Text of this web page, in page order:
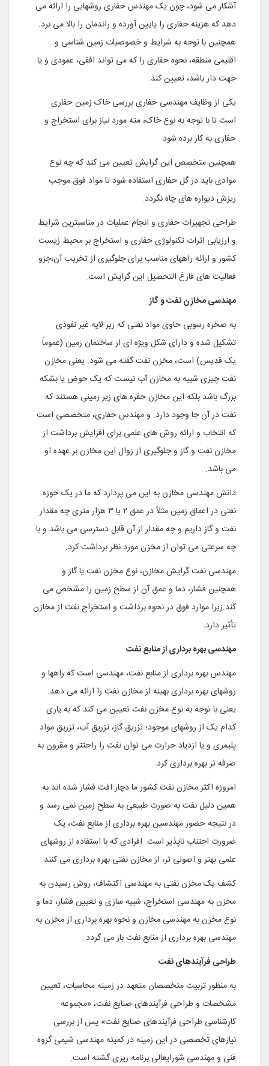
آشکار می شود، چون یک مهندس حفاری روشهایی را ارائه می
دهد که هزینه حفاری را پایین آورده و راندمان را بالا می برد.
همچنین با توجه به شرایط و خصوصیات زمین شناسی و
اقلیمی منطقه، نحوه حفاری را که می تواند افقی، عمودی و یا
جهت دار باشد، تعیین کند.
یکی از وظایف مهندسی حفاری بررسی خاک زمین حفاری
است تا با توجه به نوع خاک، مته مورد نیاز برای استخراج و
حفاری به کار برده شود.
همچنین متخصص این گرایش تعیین می کند که چه نوع
موادی باید در گل حفاری استفاده شود تا مواد فوق موجب
ریزش دیواره های چاه نگردد.
طراحی تجهیزات حفاری و انجام عملیات در مناسبترین شرایط
و ارزیابی اثرات تکنولوژی حفاری و استخراج بر محیط زیست
کشور و ارائه راههای مناسب برای جلوگیری از تخریب آن،جزو
فعالیت های فارغ التحصیل این گرایش است.
مهندسی مخازن نفت و گاز
به صخره رسوبی حاوی مواد نفتی که زیر لایه غیر نفوذی
تشکیل شده و دارای شکل ویژه ای از ساختمان زمین (عموماً
یک قدیس) است، مخزن نفت گفته می شود. یعنی مخازن
نفت چیزی شبیه به مخازن آب نیست که یک حوض یا بشکه
بزرگ باشد بلکه این مخازن حفره های زیر زمینی هستند که
نفت در آن جا وجود دارد. و مهندس حفاری، متخصصی است
که انتخاب و ارائه روش های علمی برای افزایش برداشت از
مخازن نفت و گاز و جلوگیری از زوال این مخازن بر عهده او
می باشد.
دانش مهندسی مخازن به این می پردازد که ما در یک حوزه
نفتی در اعماق زمین مثلاً در عمق ۲ یا ۳ هزار متری چه مقدار
نفت و گاز داریم و چه مقدار از آن قابل دسترسی می باشد و با
چه سرعتی می توان از مخزن مورد نظر برداشت کرد.
مهندسی نفت گرایش مخازن، نوع مخزن نفت یا گاز و
همچنین فشار، دما و عمق آن از سطح زمین را مشخص می
کند.زیرا موارد فوق در نحوه برداشت و استخراج نفت از مخازن
تأثیر دارد.
مهندسی بهره برداری از منابع نفت
مهندس بهره برداری از منابع نفت، مهندسی است که راهها و
روشهای بهره برداری بهینه از مخازن نفت را ارائه می دهد.
یعنی با توجه به نوع مخزن نفت تعیین می کند که به یاری
کدام یک از روشهای موجود؛ تزریق گاز، تزریق آب، تزریق مواد
پلیمری و یا ازدیاد حرارت می توان نفت را راحتتر و مقرون به
صرفه تر بهره برداری کرد.
امروزه اکثر مخازن نفت کشور ما دچار افت فشار شده اند به
همین دلیل نفت به صورت طبیعی به سطح زمین نمی رسد و
در نتیجه حضور مهندسین بهره برداری از منابع نفت، یک
ضرورت اجتناب ناپذیر است. افرادی که با استفاده از روشهای
علمی بهتر و اصولی تر، از مخازن نفتی بهره برداری می کنند.
کشف یک مخزن نفتی به مهندسی اکتشاف، روش رسیدن به
مخزن به مهندسی استخراج، شبیه سازی و تعیین فشار، دما و
نوع مخزن به مهندسی مخازن و نحوه بهره برداری از مخزن به
مهندسی بهره برداری از منابع نفت باز می گردد.
طراحی فرآیندهای نفت
به منظور تربیت متخصصان متعهد در زمینه محاسبات، تعیین
مشخصات و طراحی فرآیندهای صنایع نفت، «مجموعه
کارشناسی طراحی فرآیندهای صنایع نفت» پس از بررسی
نیازهای تخصصی در این زمینه در کمیته مهندسی شیمی گروه
فنی و مهندسی شورایعالی برنامه ریزی گشته است.